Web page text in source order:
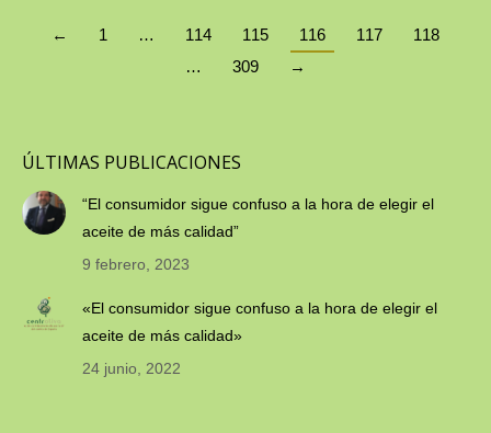
← 1 … 114 115 116 117
118
…
309 →
ÚLTIMAS PUBLICACIONES
“El consumidor sigue confuso a la hora de elegir el
aceite de más calidad”
9 febrero, 2023
«El consumidor sigue confuso a la hora de elegir el
aceite de más calidad»
24 junio, 2022